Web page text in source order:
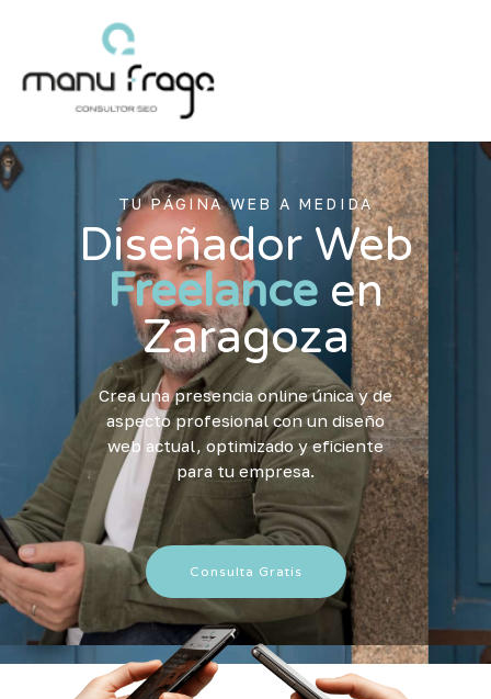
TU PÁGINA WEB A MEDIDA
Diseñador Web
Freelance en
Zaragoza
Crea una presencia online única y de
aspecto profesional con un diseño
web actual, optimizado y eficiente
para tu empresa.
Consulta Gratis